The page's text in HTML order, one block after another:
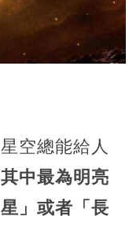
空總能給人
中最為明亮
」或者「長